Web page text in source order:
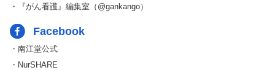
・『がん看護』編集室（@gankango）
Facebook
・南江堂公式
・NurSHARE